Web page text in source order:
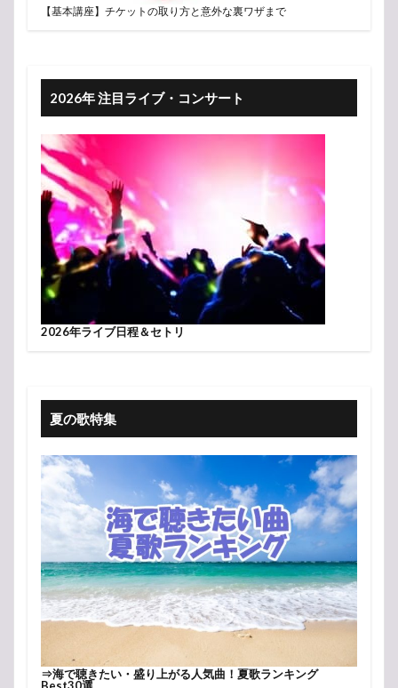
【基本講座】チケットの取り方と意外な裏ワザまで
2026年 注目ライブ・コンサート
2026年ライブ日程＆セトリ
夏の歌特集
⇒海で聴きたい・盛り上がる人気曲！夏歌ランキング
Best30選